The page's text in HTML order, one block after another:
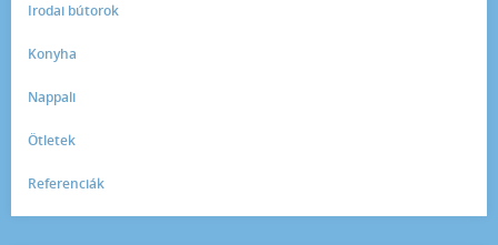
Irodai bútorok
Konyha
Nappali
Ötletek
Referenciák